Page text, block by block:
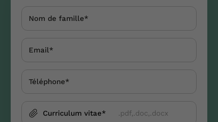
Curriculum vitae* .pdf,.doc,.docx